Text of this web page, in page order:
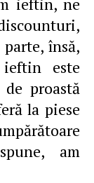
însă,
este
proastă
la piese
am